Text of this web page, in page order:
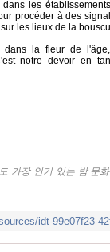
les
procéder à des
les lieux de la
dans la fleur de
notre devoir en
가장 인기 있는 밤 문
idt-99e07f23-